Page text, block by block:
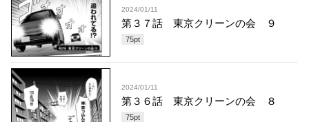
2024/01/11
第３７話 東京クリーンの会 ９
75pt
2024/01/11
第３６話 東京クリーンの会 ８
75pt